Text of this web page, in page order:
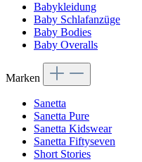
Babykleidung
Baby Schlafanzüge
Baby Bodies
Baby Overalls
Marken
Sanetta
Sanetta Pure
Sanetta Kidswear
Sanetta Fiftyseven
Short Stories